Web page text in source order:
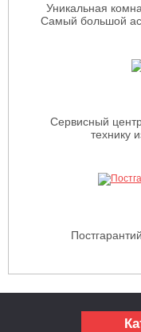
Уникальная
Самый большой
Сервисный
технику